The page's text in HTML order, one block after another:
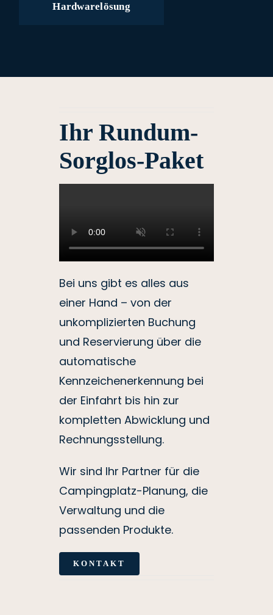
Hardwarelösung
Ihr Rundum-
Sorglos-Paket
Bei uns gibt es alles aus
einer Hand – von der
unkomplizierten Buchung
und Reservierung über die
automatische
Kennzeichenerkennung bei
der Einfahrt bis hin zur
kompletten Abwicklung und
Rechnungsstellung.
Wir sind Ihr Partner für die
Campingplatz-Planung, die
Verwaltung und die
passenden Produkte.
KONTAKT